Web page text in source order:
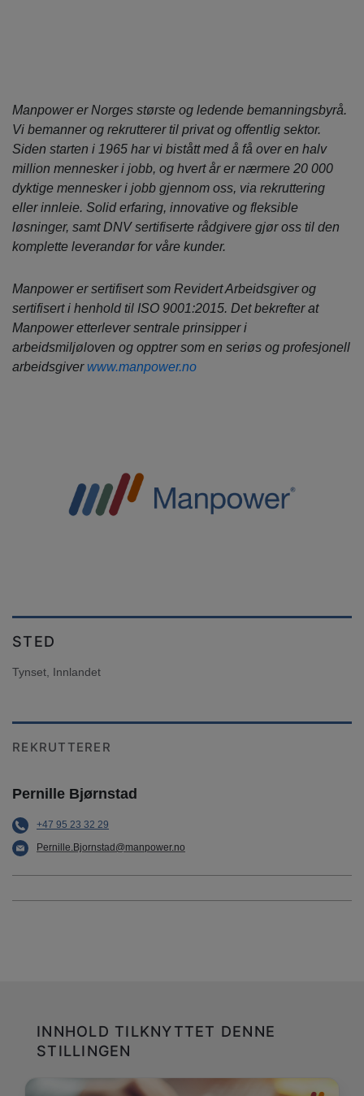
Manpower er Norges største og ledende bemanningsbyrå.
Vi bemanner og rekrutterer til privat og offentlig sektor.
Siden starten i 1965 har vi bistått med å få over en halv
million mennesker i jobb, og hvert år er nærmere 20 000
dyktige mennesker i jobb gjennom oss, via rekruttering
eller innleie. Solid erfaring, innovative og fleksible
løsninger, samt DNV sertifiserte rådgivere gjør oss til den
komplette leverandør for våre kunder.
Manpower er sertifisert som Revidert Arbeidsgiver og
sertifisert i henhold til ISO 9001:2015. Det bekrefter at
Manpower etterlever sentrale prinsipper i
arbeidsmiljøloven og opptrer som en seriøs og profesjonell
arbeidsgiver www.manpower.no
STED
Tynset, Innlandet
REKRUTTERER
Pernille Bjørnstad
+47 95 23 32 29
Pernille.Bjornstad@manpower.no
INNHOLD TILKNYTTET DENNE
STILLINGEN